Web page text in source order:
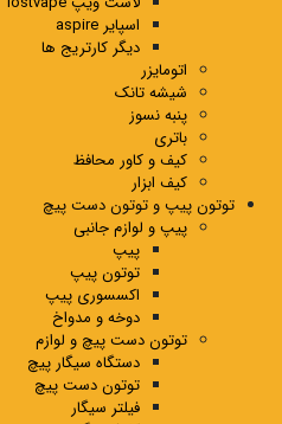
اسپایر aspire
دیگر کارتریج ها
اتومایزر
شیشه تانک
پنبه نسوز
باتری
کیف و کاور محافظ
کیف ابزار
توتون پیپ و توتون دست پیچ
پیپ و لوازم جانبی
پیپ
توتون پیپ
اکسسوری پیپ
دوخه و مدواخ
توتون دست پیچ و لوازم
دستگاه سیگار پیچ
توتون دست پیچ
فیلتر سیگار